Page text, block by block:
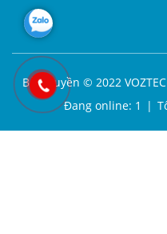
Bản quyền © 2022
Đang online: 1 |